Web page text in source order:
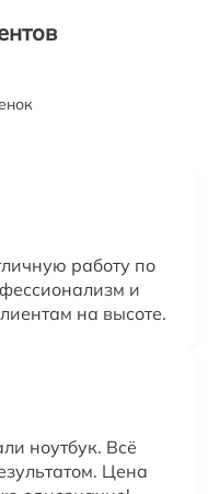
работу по
и
на высоте.
ноутбук. Всё
Цена